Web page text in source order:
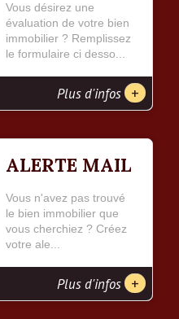
Vous désirez une
évaluation de votre bien
immobilier ? Remplissez
le formulaire ci desso...
Plus d'infos +
ALERTE MAIL
Vous n'avez pas trouvé
le bien immobilier que
vous cherchiez ? Créez
votre ale...
Plus d'infos +